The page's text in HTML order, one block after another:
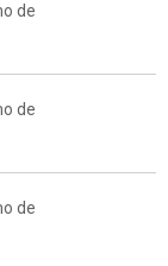
de
de
de